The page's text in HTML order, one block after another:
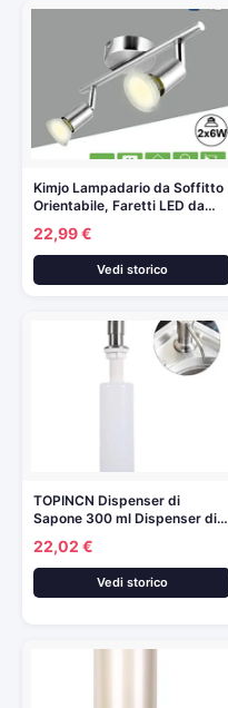
Kimjo Lampadario da Soffitto
Orientabile, Faretti LED da…
22,99 €
Vedi storico
TOPINCN Dispenser di
Sapone 300 ml Dispenser di…
22,02 €
Vedi storico